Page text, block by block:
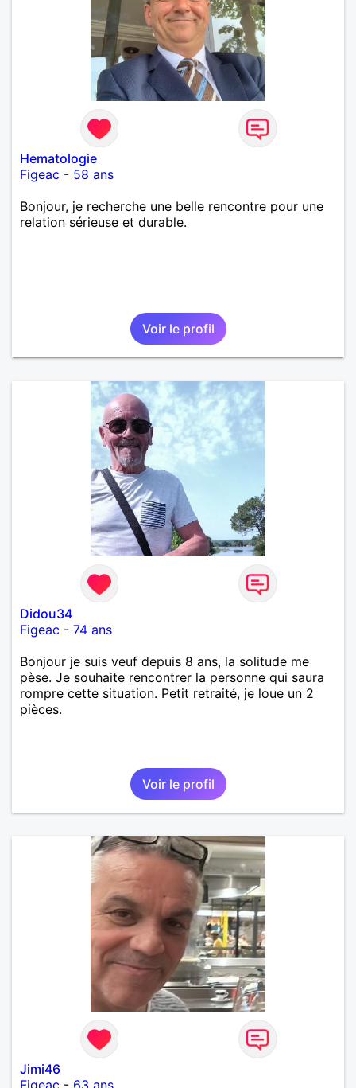
Hematologie
Figeac - 58 ans
Bonjour, je recherche une belle rencontre pour une
relation sérieuse et durable.
Voir le profil
Didou34
Figeac - 74 ans
Bonjour je suis veuf depuis 8 ans, la solitude me
pèse. Je souhaite rencontrer la personne qui saura
rompre cette situation. Petit retraité, je loue un 2
pièces.
Voir le profil
Jimi46
Figeac - 63 ans